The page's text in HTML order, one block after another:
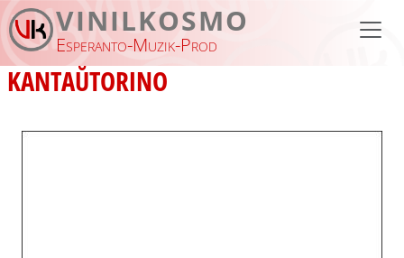
Skip to main content
VINILKOSMO
Esperanto-Muzik-Prod
KANTAŬTORINO